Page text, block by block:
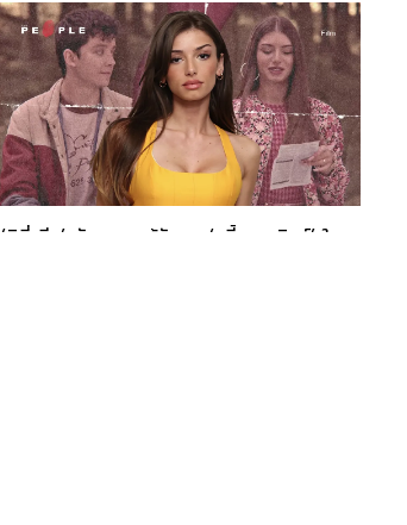
‘มิมี่ คีน’ นักแสดงผู้รับบท ‘รูบี้ แมทธิวส์’ ใน